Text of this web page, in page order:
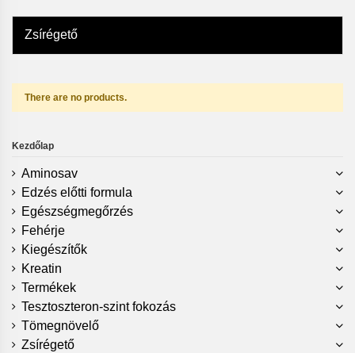
Zsírégető
There are no products.
Kezdőlap
Aminosav
Edzés előtti formula
Egészségmegőrzés
Fehérje
Kiegészítők
Kreatin
Termékek
Tesztoszteron-szint fokozás
Tömegnövelő
Zsírégető